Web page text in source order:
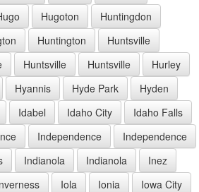
Hugoton
Huntingdon
Huntington
Huntsville
Huntsville Huntsville
Hurley
Hyannis Hyde Park
Hyden
Idabel Idaho City
Idaho Falls
Independence
Independence
Indianola Indianola
Inez
Iola Ionia
Iowa City